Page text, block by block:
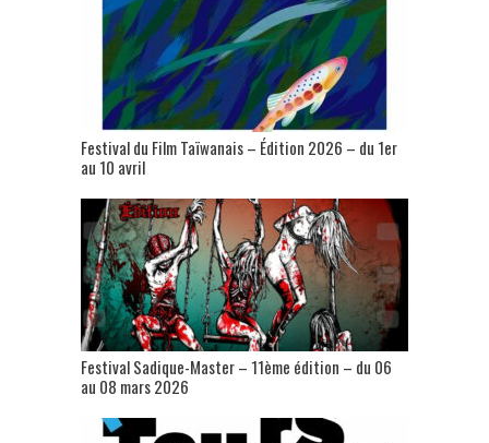
Festival du Film Taïwanais – Édition 2026 – du 1er
au 10 avril
Festival Sadique-Master – 11ème édition – du 06
au 08 mars 2026